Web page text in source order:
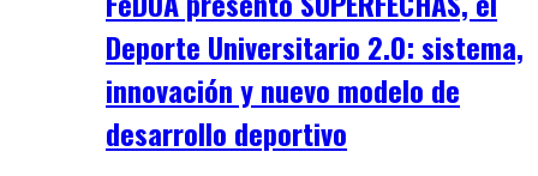
Deporte Universitario 2.0: sistema,
innovación y nuevo modelo de
desarrollo deportivo